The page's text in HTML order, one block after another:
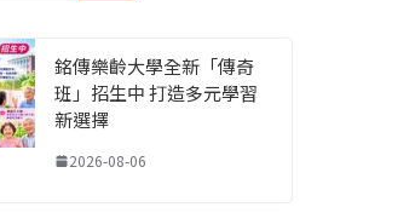
銘傳樂齡大學全新「傳奇
班」招生中 打造多元學習
新選擇
2026-08-06